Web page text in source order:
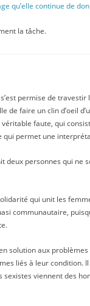
qu’elle continue de
la tâche.
permise de
de faire un clin d’oeil
faute, qui
qui permet une
deux personnes qui
qui unit les
communautaire,
solution aux
liés à leur condition. Il
viennent des